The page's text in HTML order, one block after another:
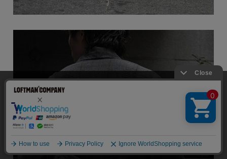
当サイトでは利用体験の向上およびコンテンツの最適な提供、ト
ラフィックの分析を目的としてCookieを使用しています。
サイトの閲覧を継続された場合、Cookieの利用に同意したことも
のといたします。
詳細については
承諾する